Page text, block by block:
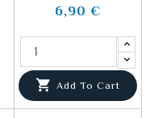
6,90 €
 Add To Cart